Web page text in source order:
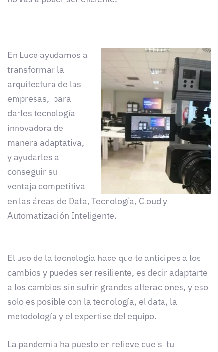
En Luce ayudamos a
transformar la
arquitectura de las
empresas, para
darles tecnología
innovadora de
manera adaptativa,
y ayudarles a
conseguir su
ventaja competitiva
en las áreas de Data, Tecnología, Cloud y
Automatización Inteligente.
El uso de la tecnología hace que te anticipes a los
cambios y puedes ser resiliente, es decir adaptarte
a los cambios sin sufrir grandes alteraciones, y eso
solo es posible con la tecnología, el data, la
metodología y el expertise del equipo.
La pandemia ha puesto en relieve que si tu